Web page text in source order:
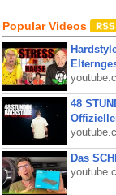
Popular Videos
48
Das